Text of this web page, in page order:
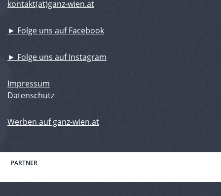
kontakt(at)ganz-wien.at
► Folge uns auf Facebook
► Folge uns auf Instagram
Impressum
Datenschutz
Werben auf ganz-wien.at
PARTNER